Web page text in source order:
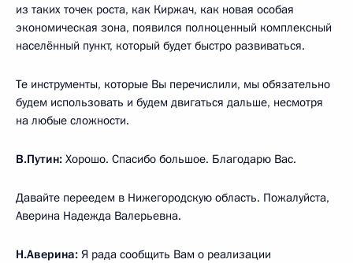
из таких точек роста, как Киржач, как новая особая
экономическая зона, появился полноценный комплексный
населённый пункт, который будет быстро развиваться.
Те инструменты, которые Вы перечислили, мы обязательно
будем использовать и будем двигаться дальше, несмотря
на любые сложности.
В.Путин: Хорошо. Спасибо большое. Благодарю Вас.
Давайте переедем в Нижегородскую область. Пожалуйста,
Аверина Надежда Валерьевна.
Н.Аверина: Я рада сообщить Вам о реализации